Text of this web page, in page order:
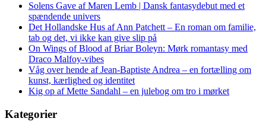
Solens Gave af Maren Lemb | Dansk fantasydebut med et
spændende univers
Det Hollandske Hus af Ann Patchett – En roman om familie,
tab og det, vi ikke kan give slip på
On Wings of Blood af Briar Boleyn: Mørk romantasy med
Draco Malfoy-vibes
Våg over hende af Jean-Baptiste Andrea – en fortælling om
kunst, kærlighed og identitet
Kig op af Mette Sandahl – en julebog om tro i mørket
Kategorier